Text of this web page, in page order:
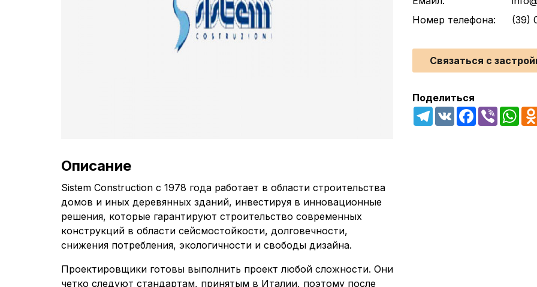
Номер телефона:
(39)
Связаться с
Поделиться
Telegram
VK Facebook
Viber
Описание
Sistem Construction с 1978 года работает в области строительства
домов и иных деревянных зданий, инвестируя в инновационные
решения, которые гарантируют строительство современных
конструкций в области сейсмостойкости, долговечности,
снижения потребления, экологичности и свободы дизайна.
Проектировщики готовы выполнить проект любой сложности. Они
четко следуют стандартам, принятым в Италии, поэтому после